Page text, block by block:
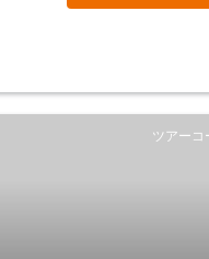
ツアーコ